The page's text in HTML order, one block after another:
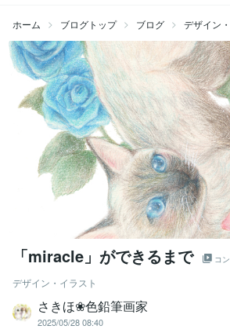
ホーム ブログトップ ブログ デザイン
「miracle」ができるまで コ
デザイン・イラスト
さきほ❀色鉛筆画家
2025/05/28 08:40